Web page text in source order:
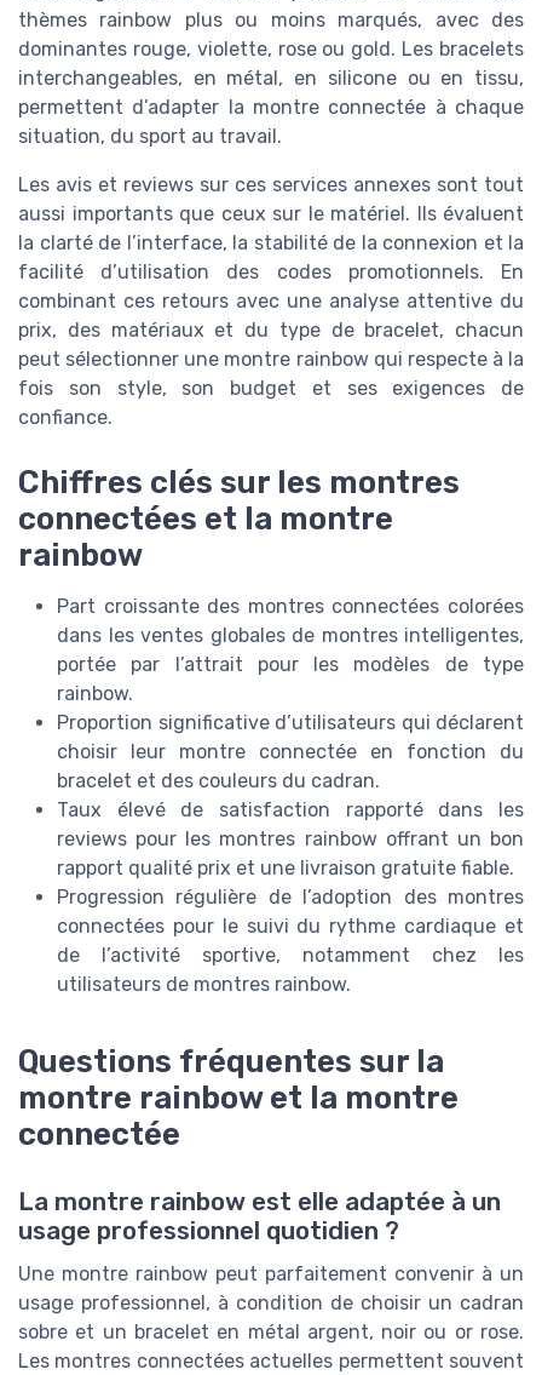
thèmes rainbow plus ou moins marqués, avec des
dominantes rouge, violette, rose ou gold. Les bracelets
interchangeables, en métal, en silicone ou en tissu,
permettent d’adapter la montre connectée à chaque
situation, du sport au travail.
Les avis et reviews sur ces services annexes sont tout
aussi importants que ceux sur le matériel. Ils évaluent
la clarté de l’interface, la stabilité de la connexion et la
facilité d’utilisation des codes promotionnels. En
combinant ces retours avec une analyse attentive du
prix, des matériaux et du type de bracelet, chacun
peut sélectionner une montre rainbow qui respecte à la
fois son style, son budget et ses exigences de
confiance.
Chiffres clés sur les montres
connectées et la montre
rainbow
Part croissante des montres connectées colorées
dans les ventes globales de montres intelligentes,
portée par l’attrait pour les modèles de type
rainbow.
Proportion significative d’utilisateurs qui déclarent
choisir leur montre connectée en fonction du
bracelet et des couleurs du cadran.
Taux élevé de satisfaction rapporté dans les
reviews pour les montres rainbow offrant un bon
rapport qualité prix et une livraison gratuite fiable.
Progression régulière de l’adoption des montres
connectées pour le suivi du rythme cardiaque et
de l’activité sportive, notamment chez les
utilisateurs de montres rainbow.
Questions fréquentes sur la
montre rainbow et la montre
connectée
La montre rainbow est elle adaptée à un
usage professionnel quotidien ?
Une montre rainbow peut parfaitement convenir à un
usage professionnel, à condition de choisir un cadran
sobre et un bracelet en métal argent, noir ou or rose.
Les montres connectées actuelles permettent souvent